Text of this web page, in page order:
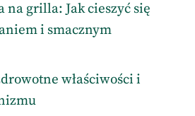
na grilla: Jak cieszyć się
i smacznym
właściwości i